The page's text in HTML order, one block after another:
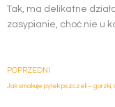
Tak, ma delikatne
zasypianie, choć nie u
Prev
POPRZEDNI